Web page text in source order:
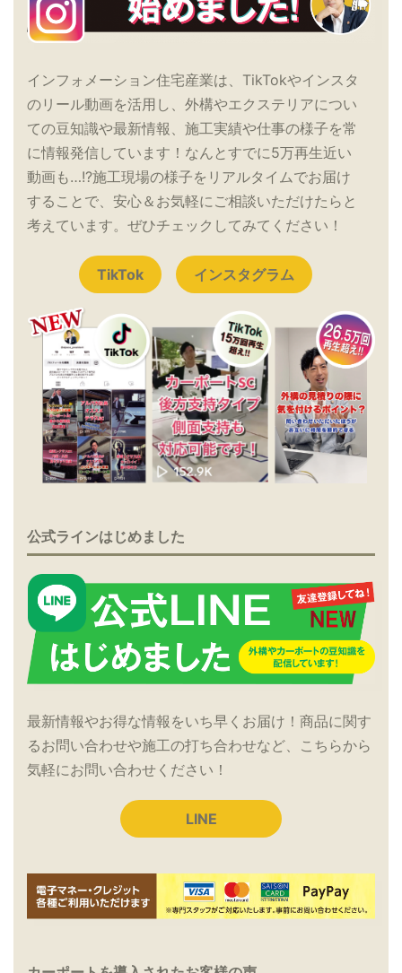
インフォメーション住宅産業は、TikTokやインスタ
のリール動画を活用し、外構やエクステリアについ
ての豆知識や最新情報、施工実績や仕事の様子を常
に情報発信しています！なんとすでに5万再生近い
動画も…!?施工現場の様子をリアルタイムでお届け
することで、安心＆お気軽にご相談いただけたらと
考えています。ぜひチェックしてみてください！
TikTok インスタグラム
公式ラインはじめました
最新情報やお得な情報をいち早くお届け！商品に関す
るお問い合わせや施工の打ち合わせなど、こちらから
気軽にお問い合わせください！
LINE